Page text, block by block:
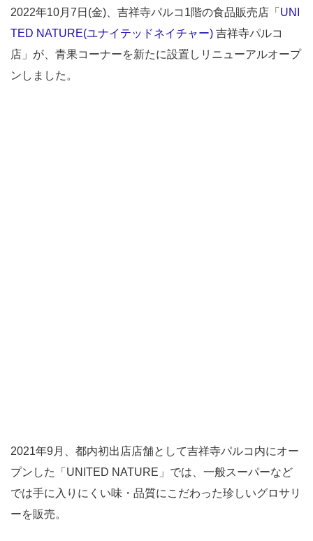
2022年10月7日(金)、吉祥寺パルコ1階の食品販売店「 UNI
TED NATURE(ユナイテッドネイチャー) 吉祥寺パルコ
店」が、青果コーナーを新たに設置しリニューアルオープ
ンしました。
2021年9月、都内初出店店舗として吉祥寺パルコ内にオー
プンした「UNITED NATURE」では、一般スーパーなど
では手に入りにくい味・品質にこだわった珍しいグロサリ
ーを販売。